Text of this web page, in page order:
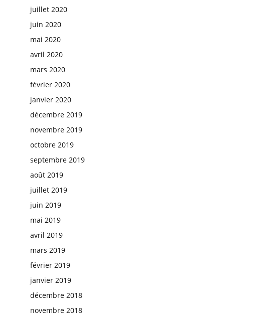
juillet 2020
juin 2020
mai 2020
avril 2020
mars 2020
février 2020
janvier 2020
décembre 2019
novembre 2019
octobre 2019
septembre 2019
août 2019
juillet 2019
juin 2019
mai 2019
avril 2019
mars 2019
février 2019
janvier 2019
décembre 2018
novembre 2018